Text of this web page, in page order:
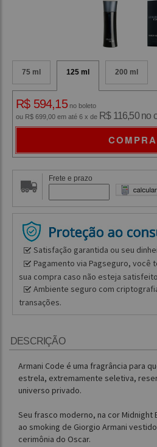
75 ml 125 ml 200 ml
R$ 594,15no boleto
ou R$ 699,00 em até 6 x de R$ 116,50 no
Frete e prazo
Satisfação garantida ou seu
Pagamento via Pagseguro, você
sua compra caso não esteja
Ambiente seguro com
transações.
DESCRIÇÃO
Armani Code é uma fragrância para
estrela, extremamente seletiva,
universo privado.
Seu frasco moderno, na cor Midnight
ao smoking de Giorgio Armani
cerimônia do Oscar.